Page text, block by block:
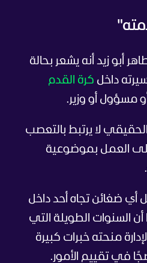
أبو زيد أنه يشعر بحالة
داخل كرة القدم
مسؤول أو وزير.
لا يرتبط بالتعصب
على العمل بموضوعية
أي ضغائن تجاه أحد داخل
أن السنوات الطويلة التي
منحته خبرات كبيرة
في تقييم الأمور.